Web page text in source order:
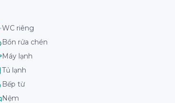
WC riêng
Bồn rửa chén
Máy lạnh
Tủ lạnh
Bếp từ
Nệm